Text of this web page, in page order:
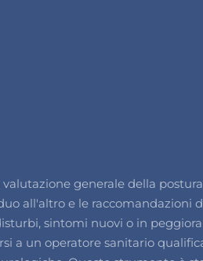
generale della
all'altro e le raccomandazioni
sintomi nuovi o in
a un operatore sanitario